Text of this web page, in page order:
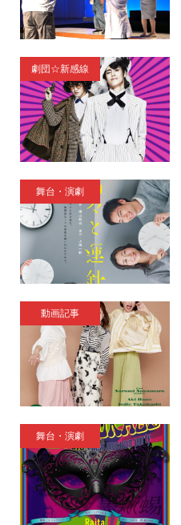
劇団☆新感線
舞台・演劇
動画記事
舞台・演劇